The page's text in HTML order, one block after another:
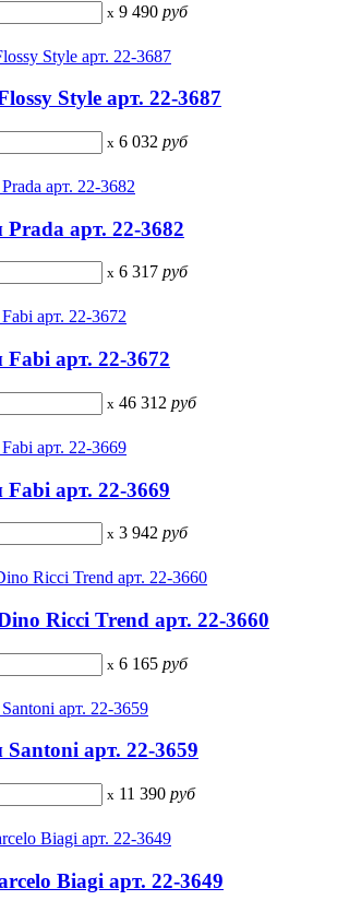
x 9 490 руб
Style арт. 22-3687
x 6 032 руб
арт. 22-3682
x 6 317 руб
арт. 22-3672
x 46 312 руб
арт. 22-3669
x 3 942 руб
Ricci Trend арт. 22-3660
x 6 165 руб
арт. 22-3659
x 11 390 руб
Biagi арт. 22-3649